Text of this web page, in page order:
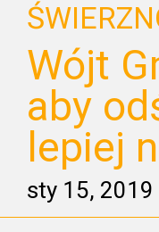
Wójt
aby
lepiej
sty 15, 2019